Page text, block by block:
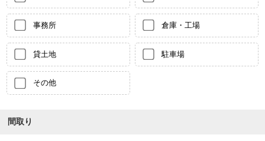
事務所 倉庫・工場
貸土地 駐車場
その他
間取り